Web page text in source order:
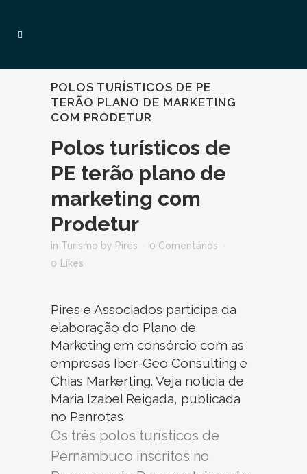
POLOS TURÍSTICOS DE PE
TERÃO PLANO DE MARKETING
COM PRODETUR
Polos turísticos de
PE terão plano de
marketing com
Prodetur
in Turismo by Pires
0 Comentários
0
Likes
Pires e Associados participa da
elaboração do Plano de
Marketing em consórcio com as
empresas Iber-Geo Consulting e
Chias Markerting. Veja notícia de
Maria Izabel Reigada, publicada
no Panrotas
Os três polos turísticos de
Pernambuco inscritos no